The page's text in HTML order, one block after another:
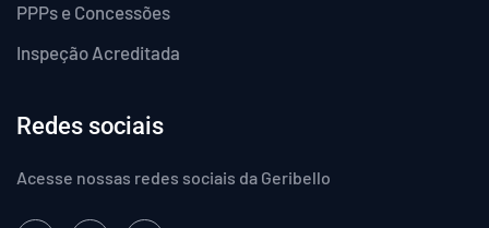
PPPs e Concessões
Inspeção Acreditada
Redes sociais
Acesse nossas redes sociais da Geribello